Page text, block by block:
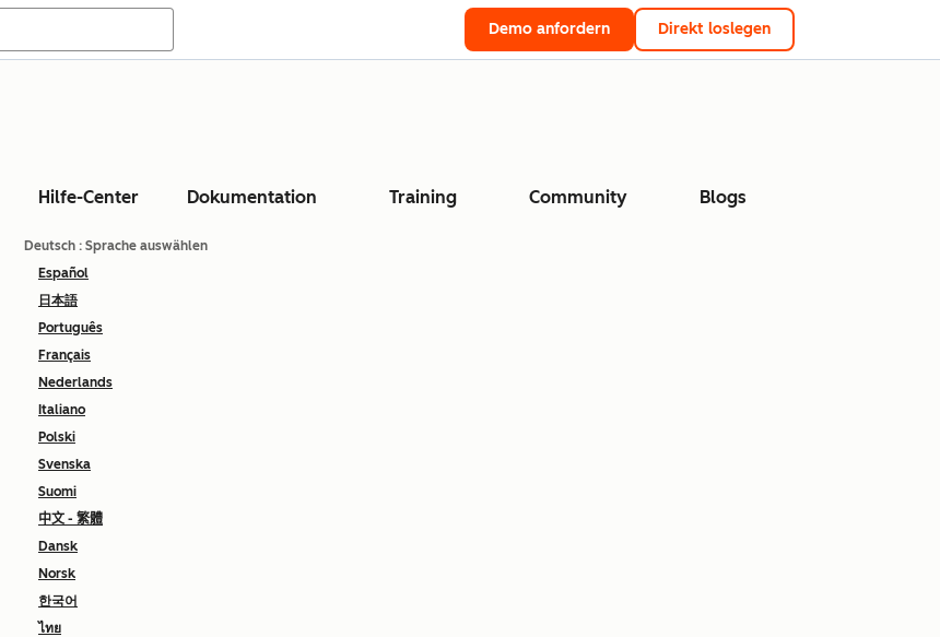
Demo anfordern Direkt loslegen
Hilfe-Center Dokumentation Training Community Blogs
Deutsch : Sprache auswählen
Español
日本語
Português
Français
Nederlands
Italiano
Polski
Svenska
Suomi
中文 - 繁體
Dansk
Norsk
한국어
ไทย